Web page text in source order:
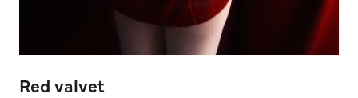
Red valvet